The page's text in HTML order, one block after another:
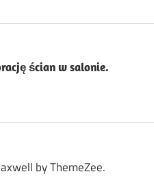
ścian w salonie.
by ThemeZee.